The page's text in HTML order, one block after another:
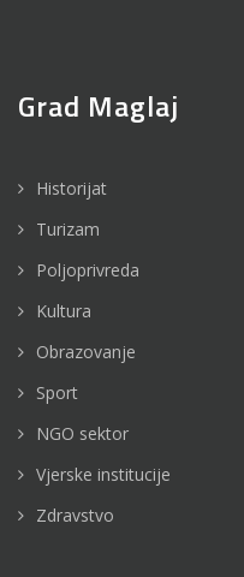
Grad Maglaj
Historijat
Turizam
Poljoprivreda
Kultura
Obrazovanje
Sport
NGO sektor
Vjerske institucije
Zdravstvo